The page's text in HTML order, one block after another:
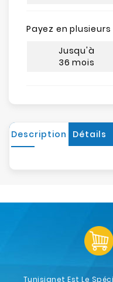
Payez en
Jusqu'à
36 mois
Description Détails
Tunisianet Est Le